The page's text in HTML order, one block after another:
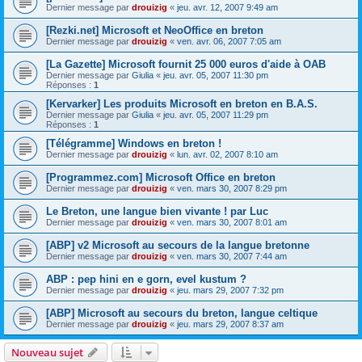
Dernier message par drouizig « jeu. avr. 12, 2007 9:49 am
[Rezki.net] Microsoft et NeoOffice en breton
Dernier message par drouizig « ven. avr. 06, 2007 7:05 am
[La Gazette] Microsoft fournit 25 000 euros d'aide à OAB
Dernier message par Giulia « jeu. avr. 05, 2007 11:30 pm
Réponses : 1
[Kervarker] Les produits Microsoft en breton en B.A.S.
Dernier message par Giulia « jeu. avr. 05, 2007 11:29 pm
Réponses : 1
[Télégramme] Windows en breton !
Dernier message par drouizig « lun. avr. 02, 2007 8:10 am
[Programmez.com] Microsoft Office en breton
Dernier message par drouizig « ven. mars 30, 2007 8:29 pm
Le Breton, une langue bien vivante ! par Luc
Dernier message par drouizig « ven. mars 30, 2007 8:01 am
[ABP] v2 Microsoft au secours de la langue bretonne
Dernier message par drouizig « ven. mars 30, 2007 7:44 am
ABP : pep hini en e gorn, evel kustum ?
Dernier message par drouizig « jeu. mars 29, 2007 7:32 pm
[ABP] Microsoft au secours du breton, langue celtique
Dernier message par drouizig « jeu. mars 29, 2007 8:37 am
Nouveau sujet